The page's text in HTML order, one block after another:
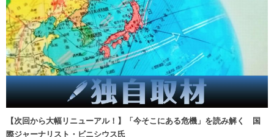
【次回から大幅リニューアル！】「今そこにある危機」を読み解く 国
際ジャーナリスト・ビニシウス氏